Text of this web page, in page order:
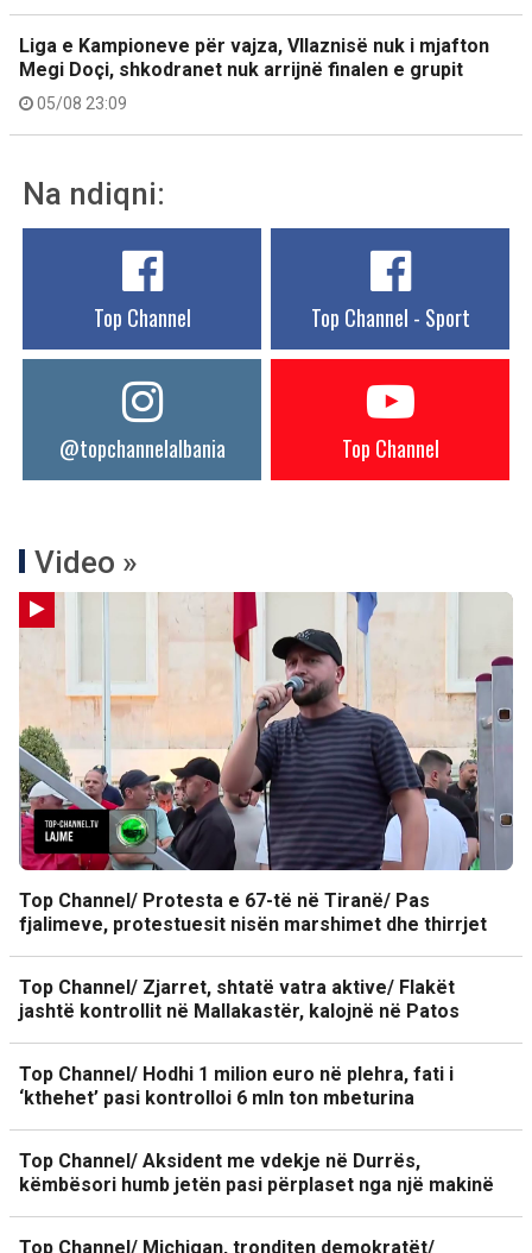
Liga e Kampioneve për vajza, Vllaznisë nuk i mjafton
Megi Doçi, shkodranet nuk arrijnë finalen e grupit
05/08 23:09
Na ndiqni:
Top Channel Top Channel - Sport
@topchannelalbania Top Channel
Video »
Top Channel/ Protesta e 67-të në Tiranë/ Pas
fjalimeve, protestuesit nisën marshimet dhe thirrjet
Top Channel/ Zjarret, shtatë vatra aktive/ Flakët
jashtë kontrollit në Mallakastër, kalojnë në Patos
Top Channel/ Hodhi 1 milion euro në plehra, fati i
‘kthehet’ pasi kontrolloi 6 mln ton mbeturina
Top Channel/ Aksident me vdekje në Durrës,
këmbësori humb jetën pasi përplaset nga një makinë
Top Channel/ Michigan, tronditen demokratët/